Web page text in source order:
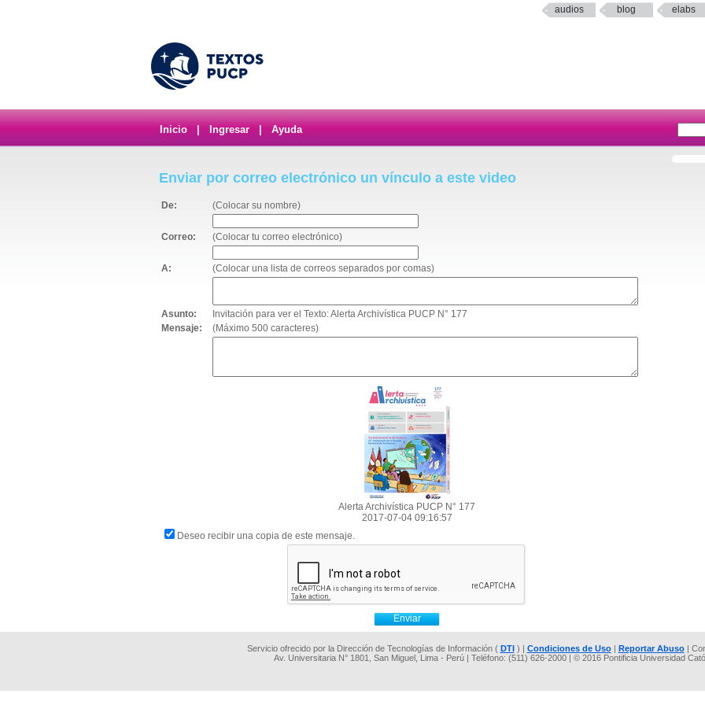
audios blog elabs
Inicio Ingresar Ayuda
Enviar por correo electrónico un vínculo a este video
De: (Colocar su nombre)
Correo: (Colocar tu correo electrónico)
A: (Colocar una lista de correos separados por comas)
Asunto:
Invitación para ver el Texto: Alerta Archivística PUCP N° 177
Mensaje:
(Máximo 500 caracteres)
Alerta Archivística PUCP N° 177
2017-07-04 09:16:57
Deseo recibir una copia de este mensaje.
Servicio ofrecido por la Dirección de Tecnologías de Información ( DTI) | Condiciones de Uso| Reportar Abuso|
Av. Universitaria N° 1801, San Miguel, Lima - Perú | Teléfono: (511) 626-2000 | © 2016 Pontificia Universidad